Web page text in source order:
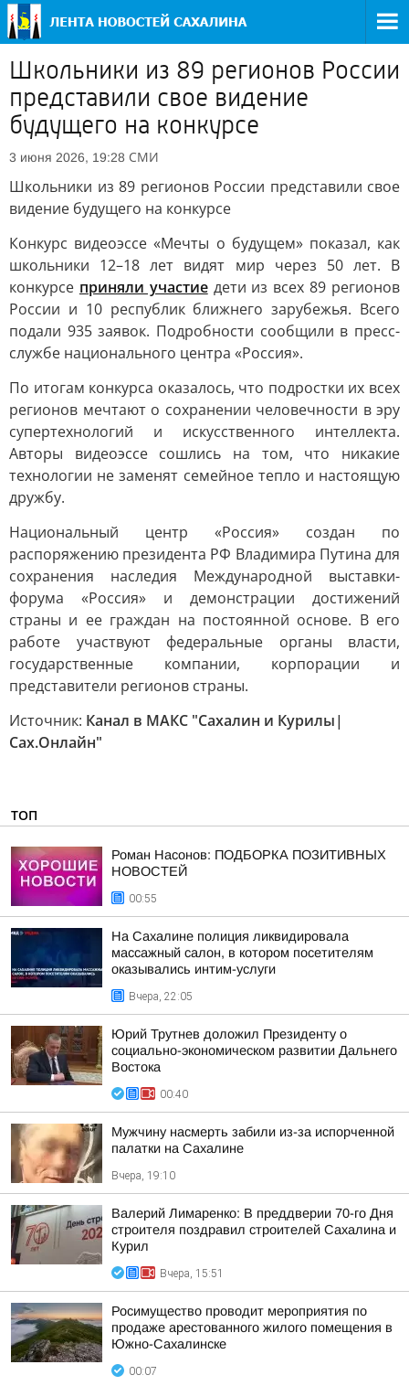
Школьники из 89 регионов России
представили свое видение
будущего на конкурсе
3 июня 2026, 19:28 СМИ
Школьники из 89 регионов России представили свое
видение будущего на конкурсе
Конкурс видеоэссе «Мечты о будущем» показал, как
школьники 12–18 лет видят мир через 50 лет. В
конкурсе приняли участиедети из всех 89 регионов
России и 10 республик ближнего зарубежья. Всего
подали 935 заявок. Подробности сообщили в пресс-
службе национального центра «Россия».
По итогам конкурса оказалось, что подростки их всех
регионов мечтают о сохранении человечности в эру
супертехнологий и искусственного интеллекта.
Авторы видеоэссе сошлись на том, что никакие
технологии не заменят семейное тепло и настоящую
дружбу.
Национальный центр «Россия» создан по
распоряжению президента РФ Владимира Путина для
сохранения наследия Международной выставки-
форума «Россия» и демонстрации достижений
страны и ее граждан на постоянной основе. В его
работе участвуют федеральные органы власти,
государственные компании, корпорации и
представители регионов страны.
Источник: Канал в МАКС "Сахалин и Курилы|
Сах.Онлайн"
ТОП
Роман Насонов: ПОДБОРКА ПОЗИТИВНЫХ
НОВОСТЕЙ
00:55
На Сахалине полиция ликвидировала
массажный салон, в котором посетителям
оказывались интим-услуги
Вчера, 22:05
Юрий Трутнев доложил Президенту о
социально-экономическом развитии Дальнего
Востока
00:40
Мужчину насмерть забили из-за испорченной
палатки на Сахалине
Вчера, 19:10
Валерий Лимаренко: В преддверии 70-го Дня
строителя поздравил строителей Сахалина и
Курил
Вчера, 15:51
Росимущество проводит мероприятия по
продаже арестованного жилого помещения в
Южно-Сахалинске
00:07